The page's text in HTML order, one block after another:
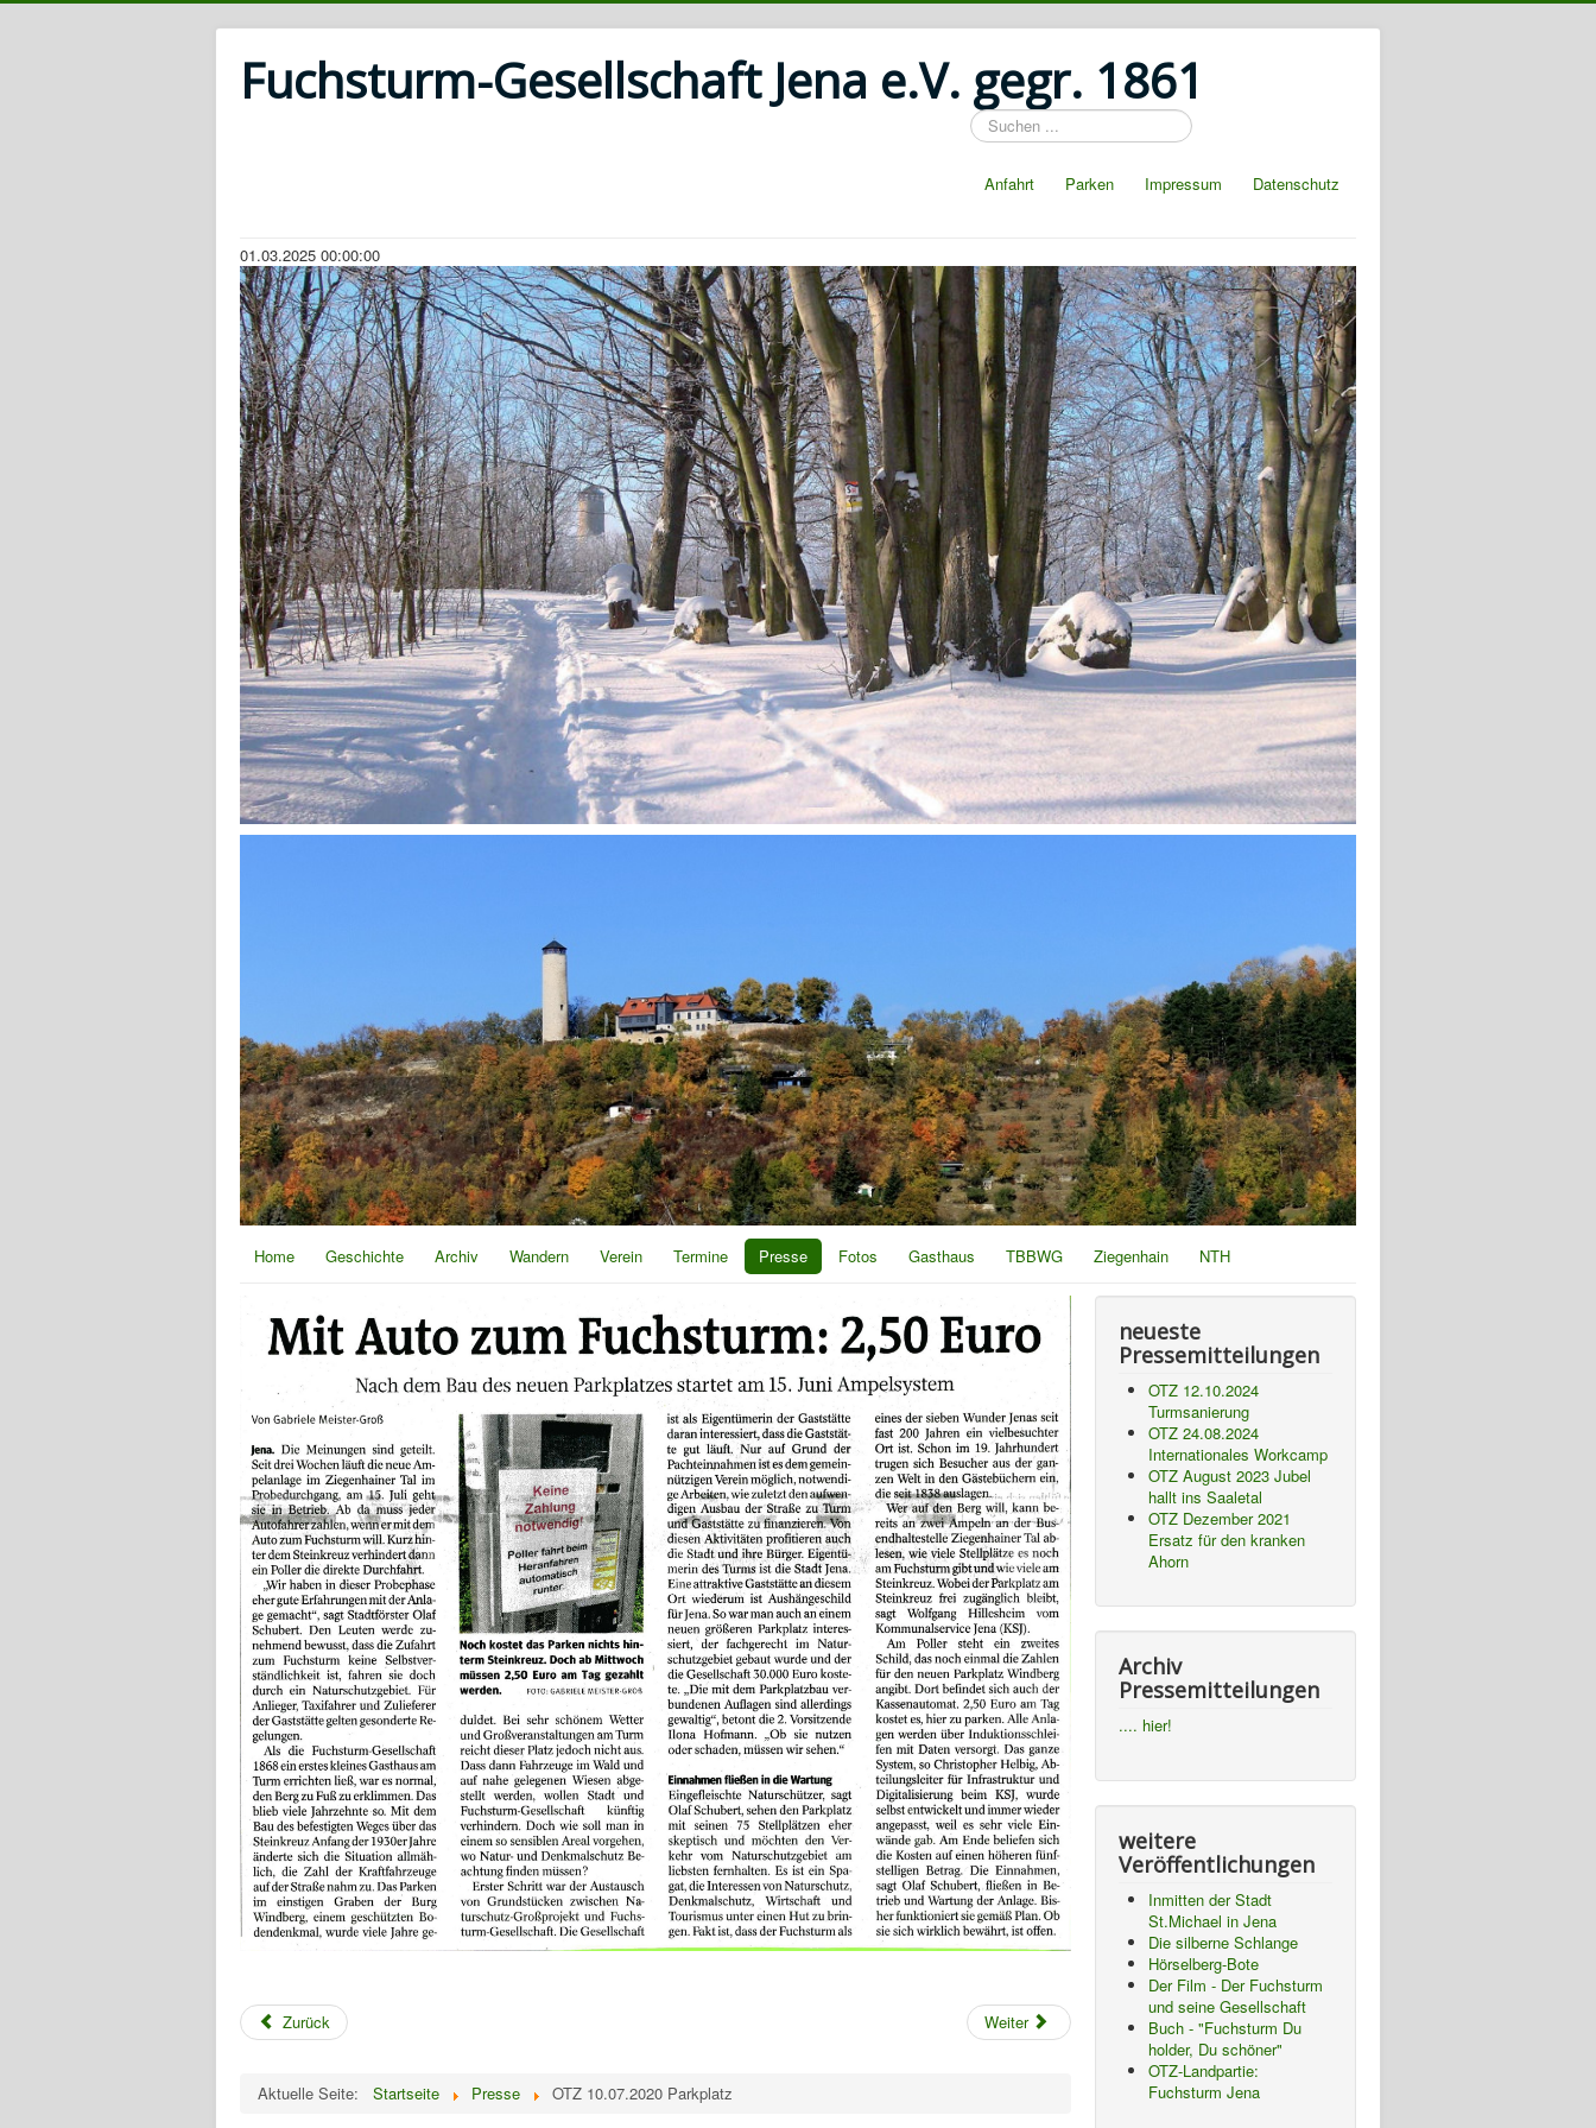
Fuchsturm-Gesellschaft Jena e.V. gegr. 1861
Suchen
...
Anfahrt
Parken Impressum Datenschutz
01.03.2025 00:00:00
Home Geschichte Archiv Wandern Verein Termine Presse Fotos Gasthaus TBBWG Ziegenhain NTH
Zurück Weiter
Aktuelle Seite: Startseite Presse OTZ 10.07.2020 Parkplatz
neueste
Pressemitteilungen
OTZ 12.10.2024
Turmsanierung
OTZ 24.08.2024
Internationales Workcamp
OTZ August 2023 Jubel
hallt ins Saaletal
OTZ Dezember 2021
Ersatz für den kranken
Ahorn
Archiv
Pressemitteilungen
.... hier!
weitere
Veröffentlichungen
Inmitten der Stadt
St.Michael in Jena
Die silberne Schlange
Hörselberg-Bote
Der Film - Der Fuchsturm
und seine Gesellschaft
Buch - "Fuchsturm Du
holder, Du schöner"
OTZ-Landpartie:
Fuchsturm Jena